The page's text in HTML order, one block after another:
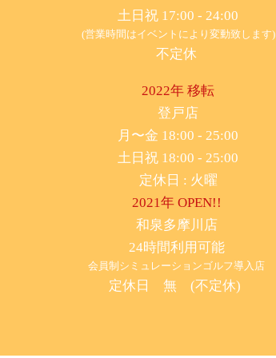
土日祝 17:00 - 24:00
(営業時間はイベントにより変動致します)
不定休
2022年 移転
​登戸店
月〜金 18:00 - 25:00
土日祝 18:00 - 25:00
​定休日 : 火曜
2021年 OPEN!!
​和泉多摩川店
24時間利用可能
​会員制シミュレーションゴルフ導入店
定休日 無 (不定休)